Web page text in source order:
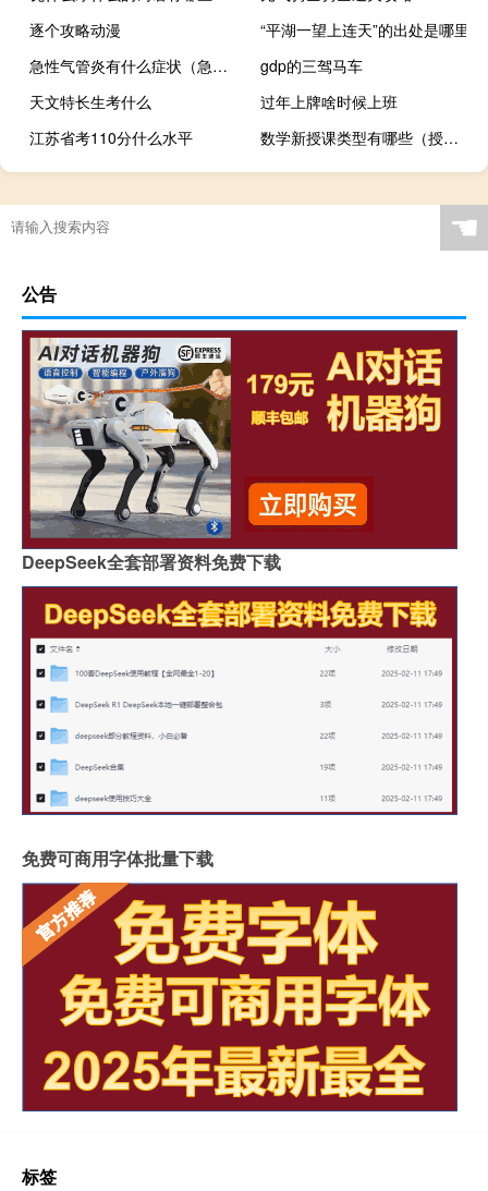
逐个攻略动漫
“平湖一望上连天”的出处是哪里
急性气管炎有什么症状（急性气管炎症状）
gdp的三驾马车
天文特长生考什么
过年上牌啥时候上班
江苏省考110分什么水平
数学新授课类型有哪些（授课类型 什么是授课类型）
☚
公告
DeepSeek全套部署资料免费下载
免费可商用字体批量下载
标签